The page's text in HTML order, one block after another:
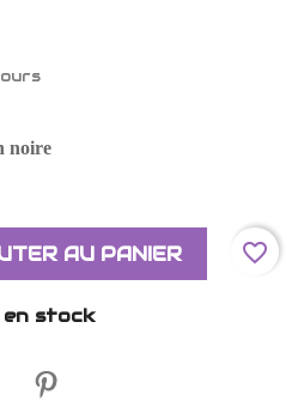
noire
AU PANIER favorite_border
stock